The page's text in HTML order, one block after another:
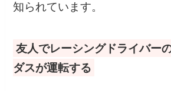
知られています。
友人でレーシングドライバー
ダスが運転する